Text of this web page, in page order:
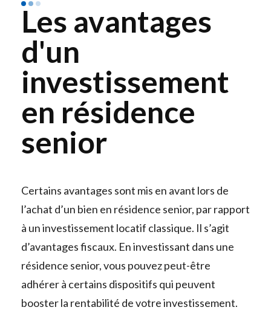
Les avantages
d'un
investissement
en résidence
senior
Certains avantages sont mis en avant lors de
l’achat d’un bien en résidence senior, par rapport
à un investissement locatif classique. Il s’agit
d’avantages fiscaux. En investissant dans une
résidence senior, vous pouvez peut-être
adhérer à certains dispositifs qui peuvent
booster la rentabilité de votre investissement.